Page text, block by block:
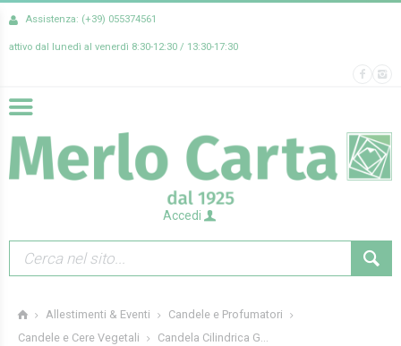
Assistenza: (+39) 055374561
attivo dal lunedì al venerdì 8:30-12:30 / 13:30-17:30
Accedi
Allestimenti & Eventi
Candele e Profumatori
Candele e Cere Vegetali
Candela Cilindrica G...